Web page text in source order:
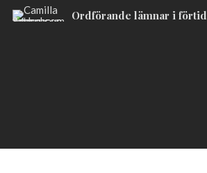
Ordförande lämnar i förtid